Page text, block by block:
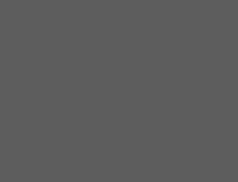
o produto por meio de um
É ideal para personalizar brindes